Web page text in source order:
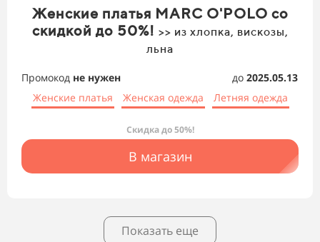
Женские платья MARC O'POLO со
скидкой до 50%! >> из хлопка, вискозы,
льна
Промокод не нужен до 2025.05.13
Женские платья
Женская одежда Летняя одежда
Скидка до 50%!
В магазин
Показать еще